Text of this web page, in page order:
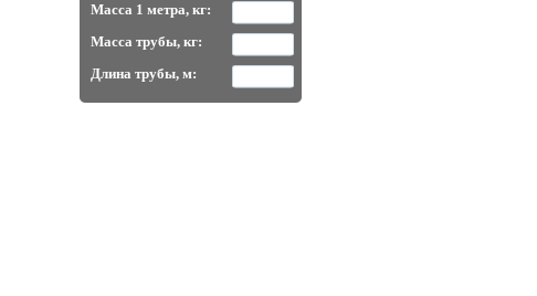
Масса 1 метра, кг:
Масса трубы, кг:
Длина трубы, м: